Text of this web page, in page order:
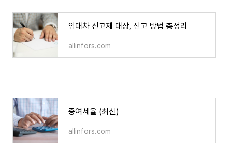
임대차 신고제 대상, 신고 방법 총정리
allinfors.com
증여세율 (최신)
allinfors.com